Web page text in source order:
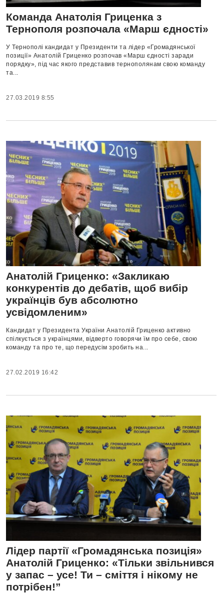
Команда Анатолія Гриценка з
Тернополя розпочала «Марш єдності»
У Тернополі кандидат у Президенти та лідер «Громадянської
позиції» Анатолій Гриценко розпочав «Марш єдності заради
порядку», під час якого представив тернополянам свою команду
та...
27.03.2019 8:55
Анатолій Гриценко: «Закликаю
конкурентів до дебатів, щоб вибір
українців був абсолютно
усвідомленим»
Кандидат у Президента України Анатолій Гриценко активно
спілкується з українцями, відверто говорячи їм про себе, свою
команду та про те, що передусім зробить на...
27.02.2019 16:42
Лідер партії «Громадянська позиція»
Анатолій Гриценко: «Тільки звільнився
у запас – усе! Ти – сміття і нікому не
потрібен!”